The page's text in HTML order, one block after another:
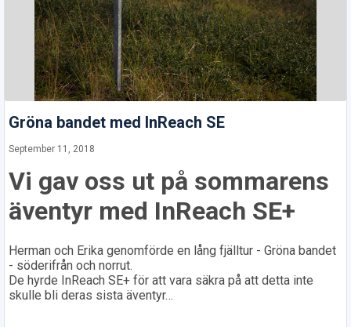
Gröna bandet med InReach SE
September 11, 2018
Vi gav oss ut på sommarens
äventyr med InReach SE+
Herman och Erika genomförde en lång fjälltur - Gröna bandet
- söderifrån och norrut.
De hyrde InReach SE+ för att vara säkra på att detta inte
skulle bli deras sista äventyr…